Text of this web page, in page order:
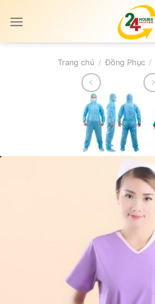
Trang chủ / Đồng Phục /